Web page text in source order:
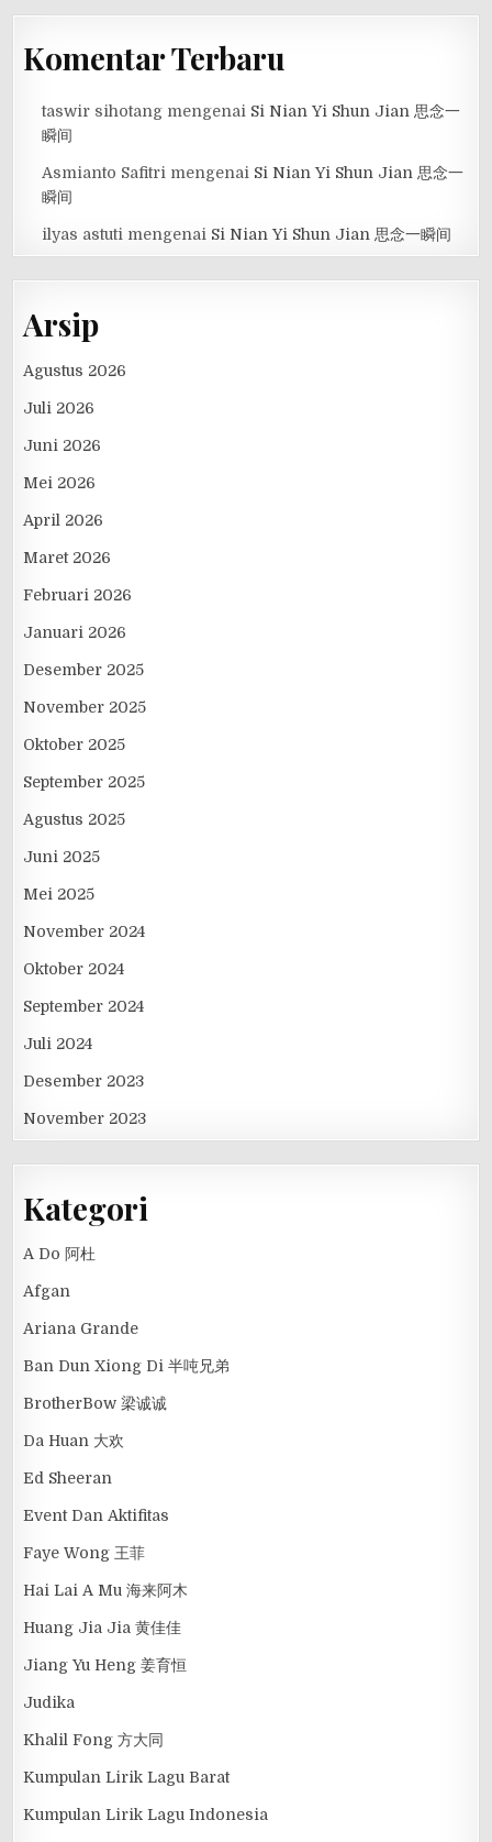
Komentar Terbaru
taswir sihotang mengenai Si Nian Yi Shun Jian 思念一
瞬间
Asmianto Safitri mengenai Si Nian Yi Shun Jian 思念一
瞬间
ilyas astuti mengenai Si Nian Yi Shun Jian 思念一瞬间
Arsip
Agustus 2026
Juli 2026
Juni 2026
Mei 2026
April 2026
Maret 2026
Februari 2026
Januari 2026
Desember 2025
November 2025
Oktober 2025
September 2025
Agustus 2025
Juni 2025
Mei 2025
November 2024
Oktober 2024
September 2024
Juli 2024
Desember 2023
November 2023
Kategori
A Do 阿杜
Afgan
Ariana Grande
Ban Dun Xiong Di 半吨兄弟
BrotherBow 梁诚诚
Da Huan 大欢
Ed Sheeran
Event Dan Aktifitas
Faye Wong 王菲
Hai Lai A Mu 海来阿木
Huang Jia Jia 黄佳佳
Jiang Yu Heng 姜育恒
Judika
Khalil Fong 方大同
Kumpulan Lirik Lagu Barat
Kumpulan Lirik Lagu Indonesia